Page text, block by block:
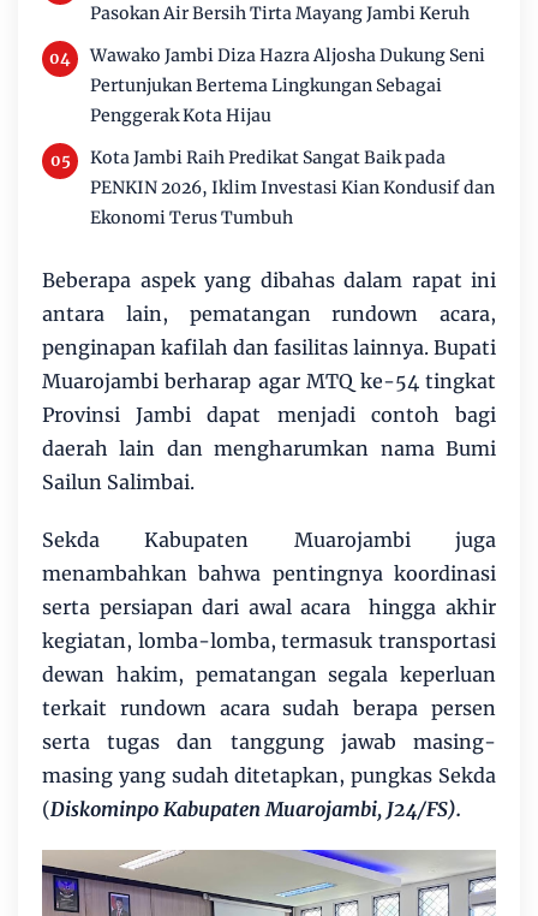
Pasokan Air Bersih Tirta Mayang Jambi Keruh
Wawako Jambi Diza Hazra Aljosha Dukung Seni
Pertunjukan Bertema Lingkungan Sebagai
Penggerak Kota Hijau
Kota Jambi Raih Predikat Sangat Baik pada
PENKIN 2026, Iklim Investasi Kian Kondusif dan
Ekonomi Terus Tumbuh
Beberapa aspek yang dibahas dalam rapat ini
antara lain, pematangan rundown acara,
penginapan kafilah dan fasilitas lainnya. Bupati
Muarojambi berharap agar MTQ ke-54 tingkat
Provinsi Jambi dapat menjadi contoh bagi
daerah lain dan mengharumkan nama Bumi
Sailun Salimbai.
Sekda Kabupaten Muarojambi juga
menambahkan bahwa pentingnya koordinasi
serta persiapan dari awal acara hingga akhir
kegiatan, lomba-lomba, termasuk transportasi
dewan hakim, pematangan segala keperluan
terkait rundown acara sudah berapa persen
serta tugas dan tanggung jawab masing-
masing yang sudah ditetapkan, pungkas Sekda
(Diskominpo Kabupaten Muarojambi, J24/FS).